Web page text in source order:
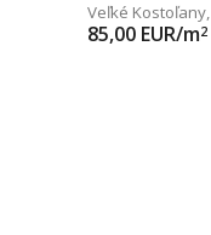
Veľké Kostoľany,
85,00 EUR/m2